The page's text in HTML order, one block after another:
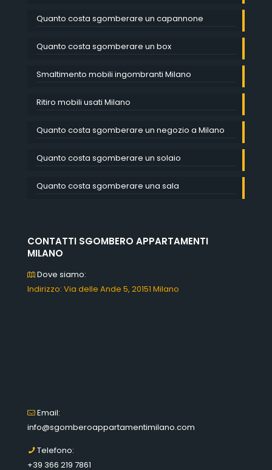
Quanto costa sgomberare un capannone
Quanto costa sgomberare un box
Smaltimento mobili ingombranti Milano
Ritiro mobili usati Milano
Quanto costa sgomberare un negozio a Milano
Quanto costa sgomberare un solaio
Quanto costa sgomberare una sala
CONTATTI SGOMBERO APPARTAMENTI
MILANO
Dove siamo:
Indirizzo: Via delle Ande 5, 20151 Milano
Email:
info@sgomberoappartamentimilano.com
Telefono:
+39 366 219 7861